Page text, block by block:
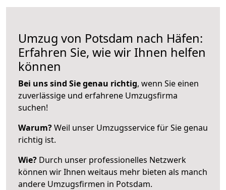
Umzug von Potsdam nach Häfen:
Erfahren Sie, wie wir Ihnen helfen
können
Bei uns sind Sie genau richtig, wenn Sie einen
zuverlässige und erfahrene Umzugsfirma
suchen!
Warum?Weil unser Umzugsservice für Sie genau
richtig ist.
Wie? Durch unser professionelles Netzwerk
können wir Ihnen weitaus mehr bieten als manch
andere Umzugsfirmen in Potsdam.